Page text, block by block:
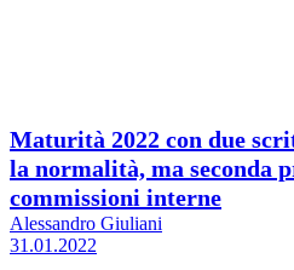
Maturità 2022 con due
la normalità, ma seconda
commissioni interne
Alessandro Giuliani
31.01.2022